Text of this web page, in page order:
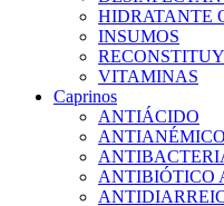
HIDRATANTE
INSUMOS
VITAMINAS
Caprinos
ANTIÁCIDO
ANTIANÉMICO
ANTIBIÓTICO